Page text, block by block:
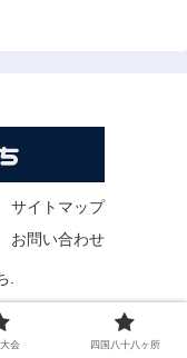
サイトマップ
お問い合わせ
.
会 四国八十八ヶ所